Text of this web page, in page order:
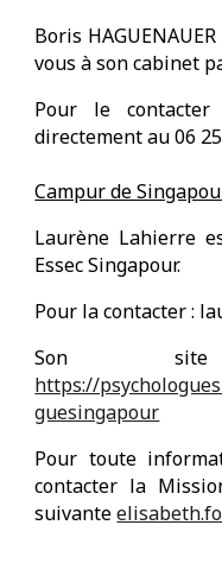
Boris
vous à son cabinet
Pour le contacter
directement au 06
Campur de
Laurène Lahierre
Essec Singapour.
Pour la contacter :
Son
https://
guesingapour
Pour toute
contacter la
suivante